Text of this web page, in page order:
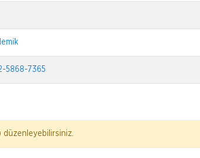
5868-7365
düzenleyebilirsiniz.